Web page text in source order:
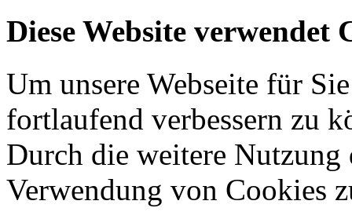
Diese Website verwendet
Um unsere Webseite für
fortlaufend verbessern zu
Durch die weitere Nutzung
Verwendung von Cookies